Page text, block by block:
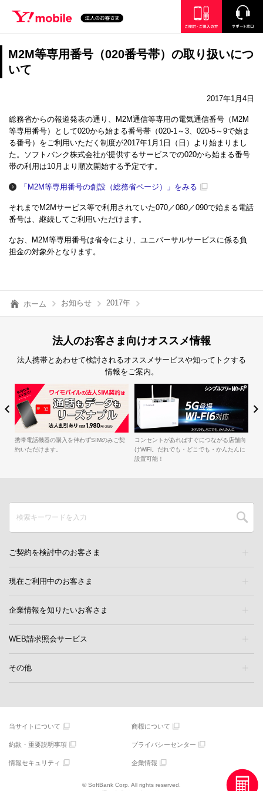
SEARCH
M2M等専用番号（020番号帯）の取り扱いにつ
いて
2017年1月4日
総務省からの報道発表の通り、M2M通信等専用の電気通信番号（M2M
等専用番号）として020から始まる番号帯（020-1～3、020-5～9で始ま
る番号）をご利用いただく制度が2017年1月1日（日）より始まりまし
た。ソフトバンク株式会社が提供するサービスでの020から始まる番号
帯の利用は10月より順次開始する予定です。
「M2M等専用番号の創設（総務省ページ）」をみる
それまでM2Mサービス等で利用されていた070／080／090で始まる電話
番号は、継続してご利用いただけます。
なお、M2M等専用番号は省令により、ユニバーサルサービスに係る負
担金の対象外となります。
ホーム お知らせ 2017年
法人のお客さま向けオススメ情報
法人携帯とあわせて検討されるオススメサービスや知ってトクする
情報をご案内。
携帯電話機器の購入を伴わずSIMのみご契
約いただけます。
コンセントがあればすぐにつながる店舗向
けWiFi。だれでも・どこでも・かんたんに
設置可能！
ご契約を検討中のお客さま
現在ご利用中のお客さま
企業情報を知りたいお客さま
WEB請求照会サービス
その他
当サイトについて 商標について
約款・重要説明事項 プライバシーセンター
情報セキュリティ 企業情報
© SoftBank Corp. All rights reserved.